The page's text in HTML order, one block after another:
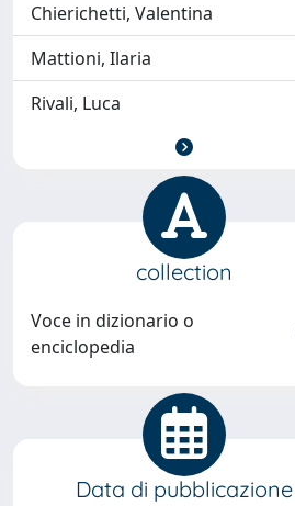
Chierichetti, Valentina
Mattioni, Ilaria
Rivali, Luca
collection
Voce in dizionario o
enciclopedia
Data di pubblicazione